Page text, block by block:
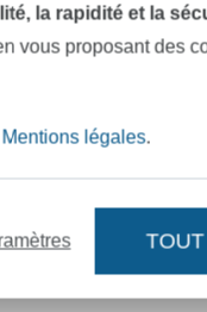
23,14 € / m
la rapidité et la
vous proposant des
Mentions légales.